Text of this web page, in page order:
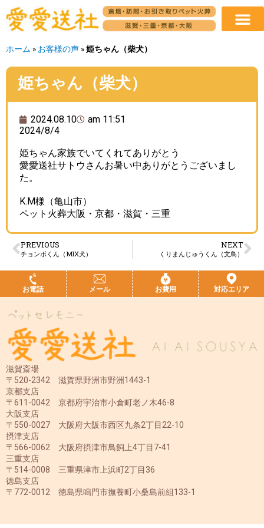
ホーム » お客様の声 »姫ちゃん（柴犬）
姫ちゃん（柴犬）
2024.08.10
am 11:51
2024/8/4
姫ちゃん家族でいてくれてありがとう
愛愛送社サトウさんお暑い中ありがとうございまし
た。
K.M様（亀山市）
ペット火葬大阪・京都・滋賀・三重
PREVIOUS
チョンボくん（MIX犬）
NEXT
くりまんじゅうくん（文鳥）
お電話 メール お費用 対応エリア
滋賀斎場
〒520-2342 滋賀県野洲市野洲1443-1
京都支店
〒611-0042 京都府宇治市小倉町老ノ木46-8
大阪支店
〒550-0027 大阪府大阪市西区九条2丁目22-10
摂津支店
〒566-0062 大阪府摂津市鳥飼上4丁目7-41
三重支店
〒514-0008 三重県津市上浜町2丁目36
徳島支店
〒772-0012 徳島県鳴門市撫養町小桑島前組133-1